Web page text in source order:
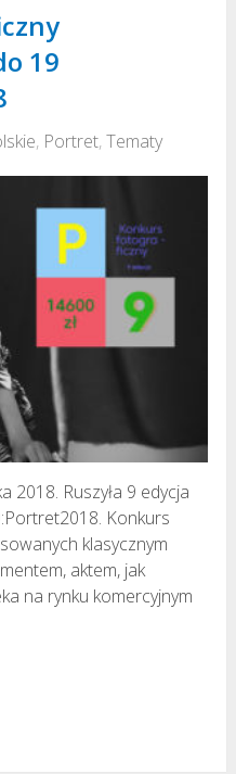
19
, Portret,Tematy
2018. Ruszyła 9 edycja
Konkurs
klasycznym
aktem, jak
na rynku komercyjnym